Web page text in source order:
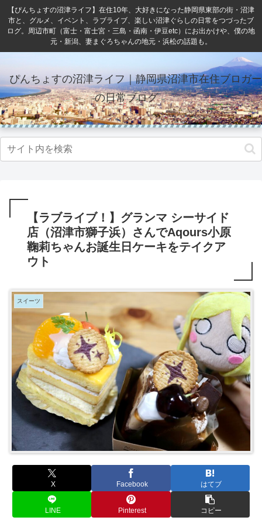
【ぴんちょすの沼津ライフ】在住10年、大好きになった静岡県東部の街・沼津
市と、グルメ、イベント、ラブライブ、楽しい沼津ぐらしの日常をつづったブ
ログ。周辺市町（富士・富士宮・三島・函南・伊豆etc）にお出かけや、僕の地
元・新潟、妻まぐろちゃんの地元・浜松の話題も。
ぴんちょすの沼津ライフ｜静岡県沼津市在住ブロガー
の日常ブログ
【ラブライブ！】グランマ シーサイド
店（沼津市獅子浜）さんでAqours小原
鞠莉ちゃんお誕生日ケーキをテイクア
ウト
スイーツ
X Facebook はてブ
LINE Pinterest コピー